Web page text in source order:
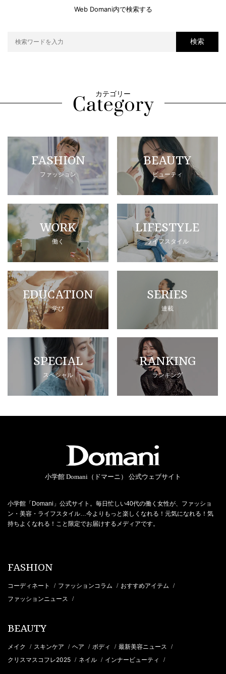
Web Domani内で検索する
検索
カテゴリー
FASHION
ファッション
BEAUTY
ビューティ
WORK
働く
LIFESTYLE
ライフスタイル
EDUCATION
学び
SERIES
連載
SPECIAL
スペシャル
RANKING
ランキング
小学館 Domani（ドマーニ） 公式ウェブサイト
小学館「Domani」公式サイト。毎日忙しい40代の働く女性が、ファッショ
ン・美容・ライフスタイル…今よりもっと楽しくなれる！元気になれる！気
持ちよくなれる！こと限定でお届けするメディアです。
FASHION
コーディネート / ファッションコラム / おすすめアイテム /
ファッションニュース /
BEAUTY
メイク / スキンケア / ヘア / ボディ / 最新美容ニュース /
クリスマスコフレ2025 / ネイル / インナービューティ /